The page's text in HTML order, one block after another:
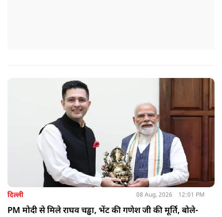
दिल्ली 08 Aug, 2026 12:01 PM
PM मोदी से मिले राघव चड्ढा, भेंट की गणेश जी की मूर्ति, बोले-